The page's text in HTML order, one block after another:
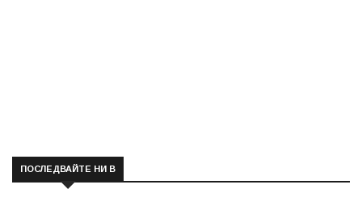
ПОСЛЕДВАЙТЕ НИ В